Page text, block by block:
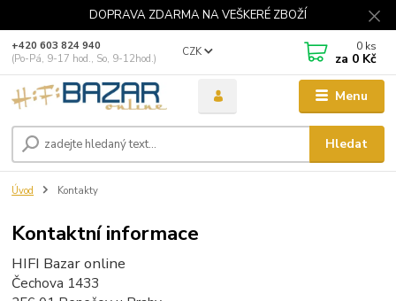
DOPRAVA ZDARMA NA VEŠKERÉ ZBOŽÍ
Menu
CZK
Hledat
+420 603 824 940
(Po-Pá, 9-17 hod., So, 9-12hod.)
0 ks
za 0 Kč
Úvod Kontakty
Kontaktní informace
HIFI Bazar online
Čechova 1433